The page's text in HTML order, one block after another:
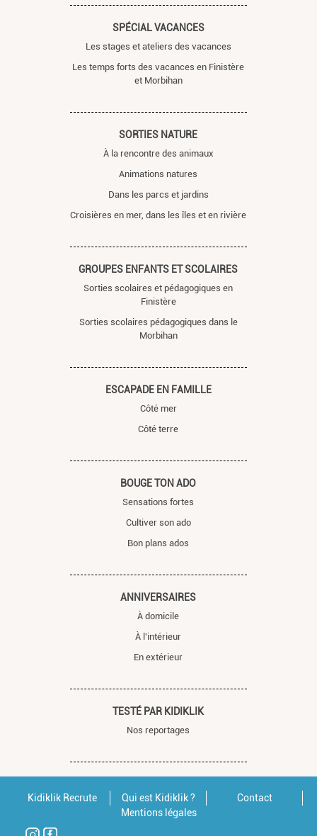
SPÉCIAL VACANCES
Les stages et ateliers des vacances
Les temps forts des vacances en Finistère
et Morbihan
SORTIES NATURE
À la rencontre des animaux
Animations natures
Dans les parcs et jardins
Croisières en mer, dans les îles et en rivière
GROUPES ENFANTS ET SCOLAIRES
Sorties scolaires et pédagogiques en
Finistère
Sorties scolaires pédagogiques dans le
Morbihan
ESCAPADE EN FAMILLE
Côté mer
Côté terre
BOUGE TON ADO
Sensations fortes
Cultiver son ado
Bon plans ados
ANNIVERSAIRES
À domicile
À l'intérieur
En extérieur
TESTÉ PAR KIDIKLIK
Nos reportages
Kidiklik Recrute Qui est Kidiklik ?
Contact
Mentions légales